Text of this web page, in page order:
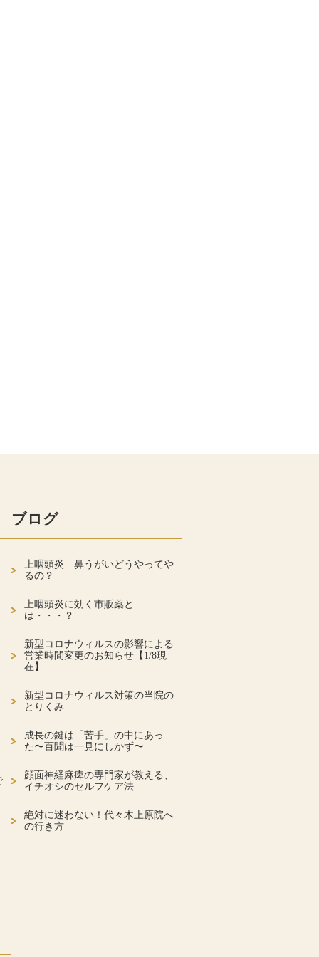
ブログ
上咽頭炎 鼻うがいどうやってや
るの？
上咽頭炎に効く市販薬と
は・・・？
新型コロナウィルスの影響による
営業時間変更のお知らせ【1/8現
在】
新型コロナウィルス対策の当院の
とりくみ
成長の鍵は「苦手」の中にあっ
た〜百聞は一見にしかず〜
顔面神経麻痺の専門家が教える、
イチオシのセルフケア法
絶対に迷わない！代々木上原院へ
の行き方